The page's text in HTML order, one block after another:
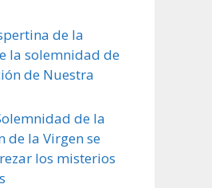
de la
la solemnidad de
de Nuestra
de la
de la Virgen se
los misterios